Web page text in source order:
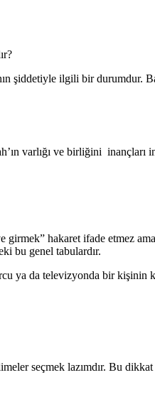
şiddetiyle ilgili bir durumdur.
varlığı ve birliğini inançları
hakaret ifade etmez
bu genel tabulardır.
ya da televizyonda bir kişinin
seçmek lazımdır. Bu